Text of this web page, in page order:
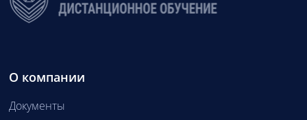
О компании
Документы